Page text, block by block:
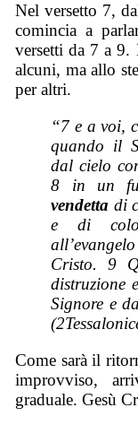
Nel versetto 7,
comincia a
versetti da 7 a 9.
alcuni, ma allo
per altri.
“7 e a voi,
quando il
dal cielo
8 in un
vendetta di
e di
Cristo. 9
distruzione
Signore e
Come sarà il
improvviso,
graduale. Gesù